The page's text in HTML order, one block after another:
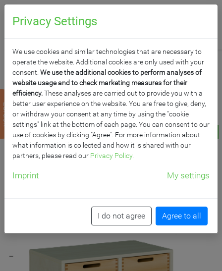
zurück KORPUS-REGAL MIT
MASSIVHOLZSCHÜBEN
B/H/T: 69x80x40 cm, mit 10 schienengeführten Schüben
Privacy Settings
We use cookies and similar technologies that are necessary to
operate the website. Additional cookies are only used with your
consent. We use the additional cookies to perform analyses of
website usage and to check marketing measures for their
efficiency.These analyses are carried out to provide you with a
better user experience on the website. You are free to give, deny,
or withdraw your consent at any time by using the "cookie
settings" link at the bottom of each page. You can consent to our
use of cookies by clicking "Agree". For more information about
what information is collected and how it is shared with our
partners, please read our Privacy Policy.
Imprint My settings
I do not agree Agree to all